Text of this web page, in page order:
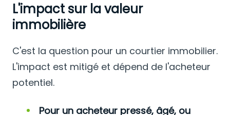
L'impact sur la valeur
immobilière
C'est la question pour un courtier immobilier.
L'impact est mitigé et dépend de l'acheteur
potentiel.
Pour un acheteur pressé, âgé, ou